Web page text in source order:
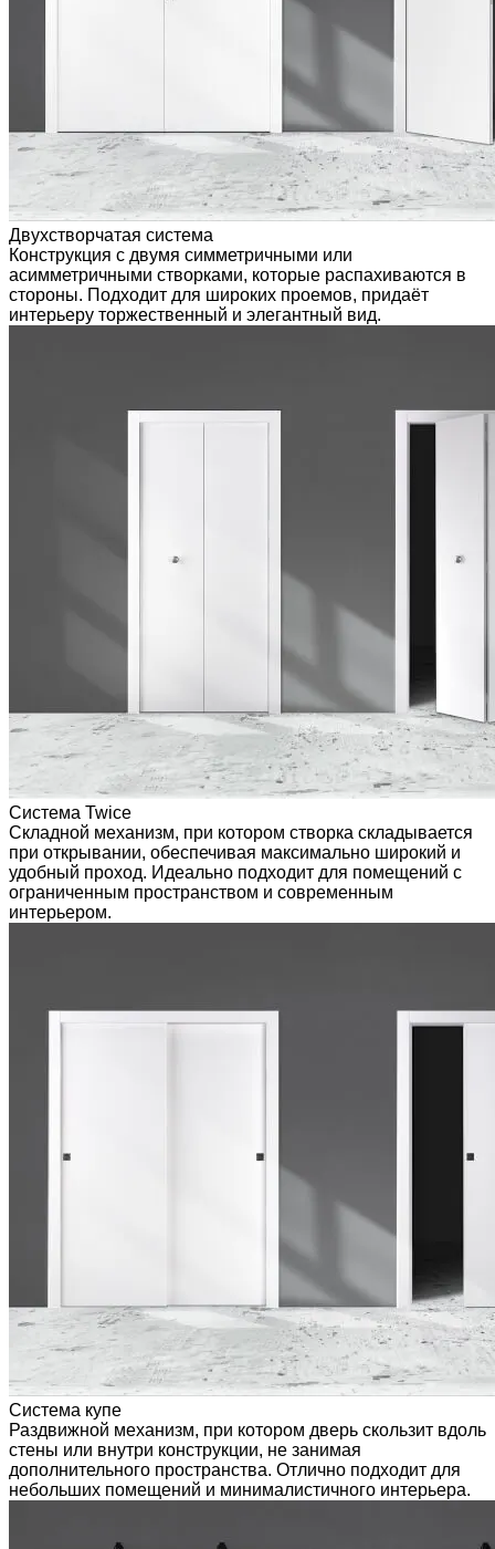
Двухстворчатая система
Конструкция с двумя симметричными или
асимметричными створками, которые распахиваются в
стороны. Подходит для широких проемов, придаёт
интерьеру торжественный и элегантный вид.
Система Twice
Складной механизм, при котором створка складывается
при открывании, обеспечивая максимально широкий и
удобный проход. Идеально подходит для помещений с
ограниченным пространством и современным
интерьером.
Система купе
Раздвижной механизм, при котором дверь скользит вдоль
стены или внутри конструкции, не занимая
дополнительного пространства. Отлично подходит для
небольших помещений и минималистичного интерьера.